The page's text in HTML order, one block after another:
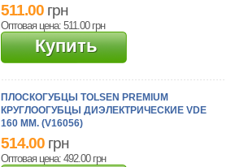
511.00 грн
Оптовая цена: 511.00 грн
Купить
ПЛОСКОГУБЦЫ TOLSEN PREMIUM
КРУГЛООГУБЦЫ ДИЭЛЕКТРИЧЕСКИЕ VDE
160 ММ. (V16056)
514.00 грн
Оптовая цена: 492.00 грн